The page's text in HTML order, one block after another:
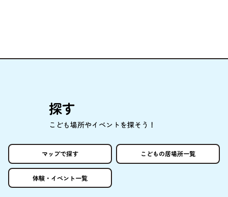
探す
こども場所やイベントを探そう！
マップで探す こどもの居場所一覧
体験 ・イベント一覧